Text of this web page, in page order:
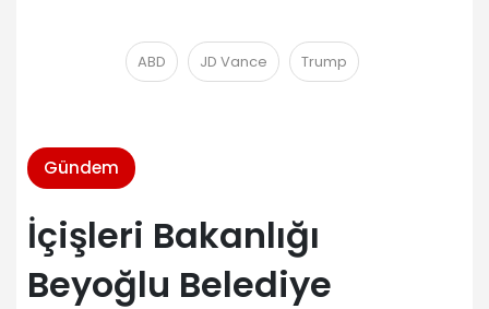
ABD JD Vance Trump
Gündem
İçişleri Bakanlığı
Beyoğlu Belediye